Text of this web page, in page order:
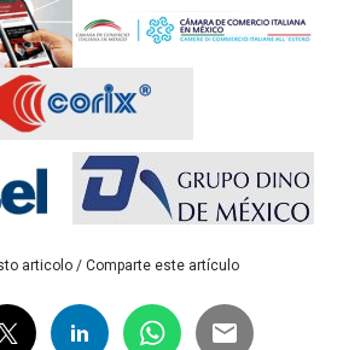
articolo / Comparte este artículo